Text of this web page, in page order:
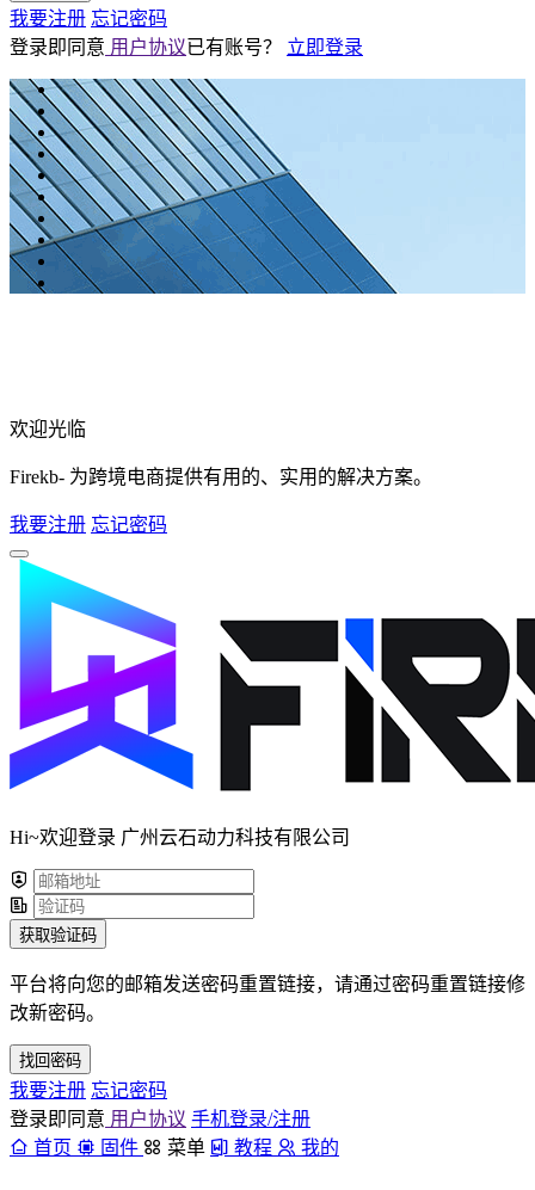
我要注册 忘记密码
登录即同意 用户协议已有账号？ 立即登录
欢迎光临
Firekb- 为跨境电商提供有用的、实用的解决方案。
我要注册 忘记密码
Hi~欢迎登录 广州云石动力科技有限公司
获取验证码
平台将向您的邮箱发送密码重置链接，请通过密码重置链接修
改新密码。
找回密码
我要注册 忘记密码
登录即同意 用户协议 手机登录/注册
首页
固件 菜单 教程 我的